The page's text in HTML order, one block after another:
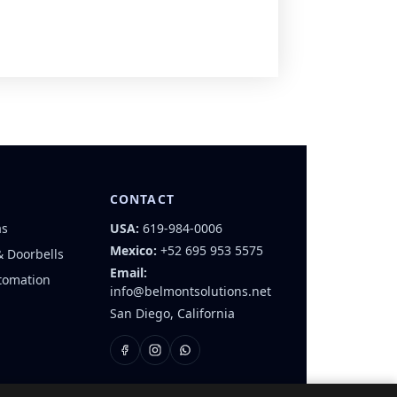
Doorbells
CONTACT
USA: 619-984-0006
Mexico: +52 695 953 5575
Email:
info@belmontsolutions.net
San Diego, California